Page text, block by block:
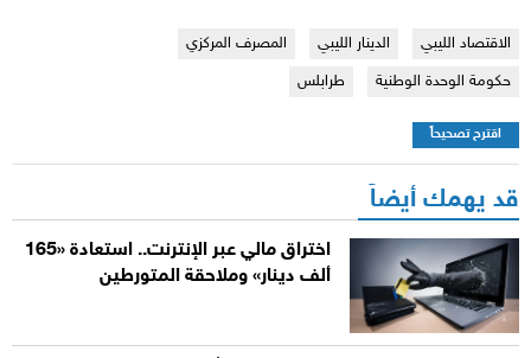
الاقتصاد الليبي الدينار الليبي
المصرف المركزي
حكومة الوحدة الوطنية
طرابلس
اقترح تصحيحاً
قد يهمك أيضاً
اختراق مالي عبر الإنترنت.. استعادة «165
ألف دينار» وملاحقة المتورطين